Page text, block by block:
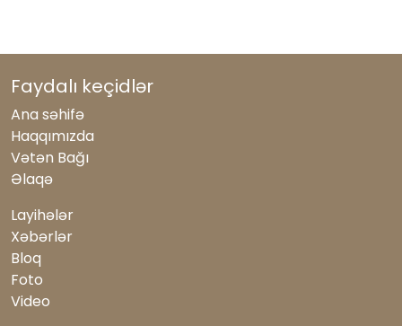
Faydalı keçidlər
Ana səhifə
Haqqımızda
Vətən Bağı
Əlaqə
Layihələr
Xəbərlər
Bloq
Foto
Video